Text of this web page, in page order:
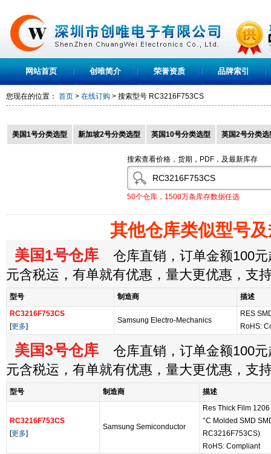
网站首页 创唯简介 荣誉资质 品牌索引
您现在的位置： 首页 > 在线订购 > 搜索型号 RC3216F753CS
美国1号分类选型 新加坡2号分类选型 英国10号分类选型 英国2号分类选
搜索查看价格，货期，PDF，及最新库存
50个仓库，1500万条库存数据任选
其他仓库类似型号
美国1号仓库 仓库直销，订单金额100元
元含税运，有单就有优惠，量大更优惠，支
型号 制造商
描述
RC3216F753CS
[更多]
Samsung Electro-Mechanics
RES
RoHS:
美国3号仓库 仓库直销，订单金额100元
元含税运，有单就有优惠，量大更优惠，支
型号 制造商 描述
RC3216F753CS
[更多]
Samsung Semiconductor
Res Thick Film
°C Molded SMD
RC3216F753CS)
RoHS: Compliant